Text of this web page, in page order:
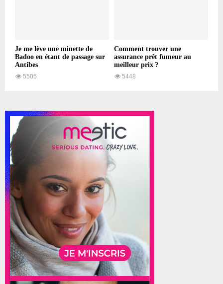
Je me lève une minette de
Badoo en étant de passage sur
Antibes
5505
Comment trouver une
assurance prêt fumeur au
meilleur prix ?
5448